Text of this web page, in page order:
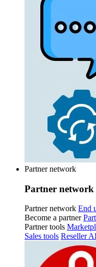
Partner network
Partner network
Partner network End
Become a partner
Partner tools
Sales tools Reseller